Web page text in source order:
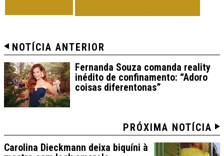
NOTÍCIA ANTERIOR
Fernanda Souza comanda reality
inédito de confinamento: “Adoro
coisas diferentonas”
PRÓXIMA NOTÍCIA
Carolina Dieckmann deixa biquíni à